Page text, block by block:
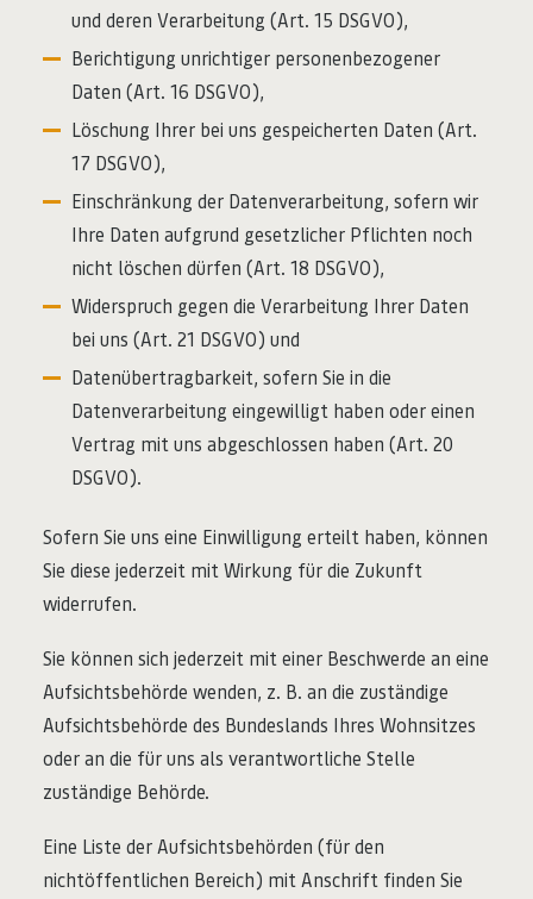
und deren Verarbeitung (Art. 15 DSGVO),
Berichtigung unrichtiger personenbezogener
Daten (Art. 16 DSGVO),
Löschung Ihrer bei uns gespeicherten Daten (Art.
17 DSGVO),
Einschränkung der Datenverarbeitung, sofern wir
Ihre Daten aufgrund gesetzlicher Pflichten noch
nicht löschen dürfen (Art. 18 DSGVO),
Widerspruch gegen die Verarbeitung Ihrer Daten
bei uns (Art. 21 DSGVO) und
Datenübertragbarkeit, sofern Sie in die
Datenverarbeitung eingewilligt haben oder einen
Vertrag mit uns abgeschlossen haben (Art. 20
DSGVO).
Sofern Sie uns eine Einwilligung erteilt haben, können
Sie diese jederzeit mit Wirkung für die Zukunft
widerrufen.
Sie können sich jederzeit mit einer Beschwerde an eine
Aufsichtsbehörde wenden, z. B. an die zuständige
Aufsichtsbehörde des Bundeslands Ihres Wohnsitzes
oder an die für uns als verantwortliche Stelle
zuständige Behörde.
Eine Liste der Aufsichtsbehörden (für den
nichtöffentlichen Bereich) mit Anschrift finden Sie